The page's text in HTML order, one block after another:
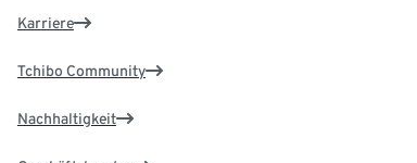
Karriere
Tchibo Community
Nachhaltigkeit